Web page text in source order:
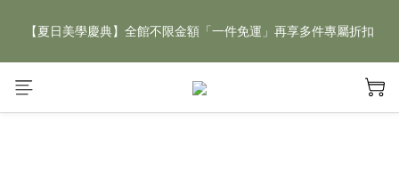
【夏日美學慶典】全館不限金額「一件免運」再享多件專屬折扣
新手好禮 🎁 加 LINE 好友，現領 新朋友專屬見面禮 優惠券！👉